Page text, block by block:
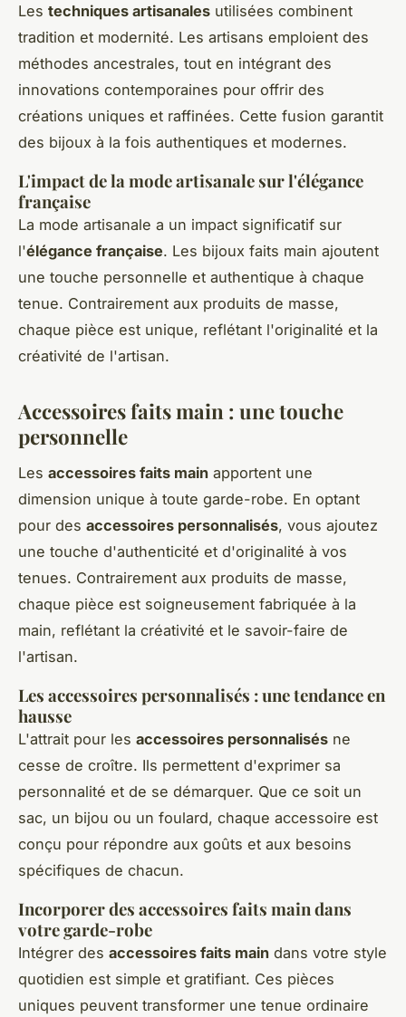
Les techniques artisanales utilisées combinent
tradition et modernité. Les artisans emploient des
méthodes ancestrales, tout en intégrant des
innovations contemporaines pour offrir des
créations uniques et raffinées. Cette fusion garantit
des bijoux à la fois authentiques et modernes.
L'impact de la mode artisanale sur l'élégance
française
La mode artisanale a un impact significatif sur
l'élégance française. Les bijoux faits main ajoutent
une touche personnelle et authentique à chaque
tenue. Contrairement aux produits de masse,
chaque pièce est unique, reflétant l'originalité et la
créativité de l'artisan.
Accessoires faits main : une touche
personnelle
Les accessoires faits main apportent une
dimension unique à toute garde-robe. En optant
pour des accessoires personnalisés, vous ajoutez
une touche d'authenticité et d'originalité à vos
tenues. Contrairement aux produits de masse,
chaque pièce est soigneusement fabriquée à la
main, reflétant la créativité et le savoir-faire de
l'artisan.
Les accessoires personnalisés : une tendance en
hausse
L'attrait pour les accessoires personnalisés ne
cesse de croître. Ils permettent d'exprimer sa
personnalité et de se démarquer. Que ce soit un
sac, un bijou ou un foulard, chaque accessoire est
conçu pour répondre aux goûts et aux besoins
spécifiques de chacun.
Incorporer des accessoires faits main dans
votre garde-robe
Intégrer des accessoires faits main dans votre style
quotidien est simple et gratifiant. Ces pièces
uniques peuvent transformer une tenue ordinaire